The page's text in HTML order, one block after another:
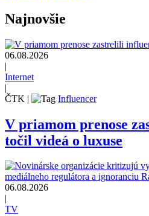
Najnovšie
06.08.2026
|
Internet
|
ČTK | Influencer
V priamom prenose
točil videá o luxuse
06.08.2026
|
TV